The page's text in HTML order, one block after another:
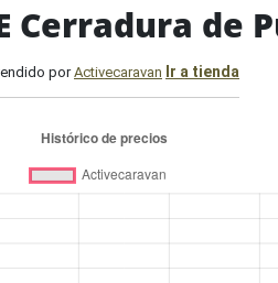
Cerradura de
porActivecaravan Ir a tienda